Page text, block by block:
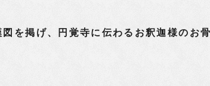
を掲げ、円覚寺に伝わるお釈迦様のお